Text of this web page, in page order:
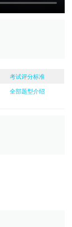
考试评分标准
全部题型介绍